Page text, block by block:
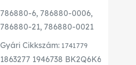
786880-6, 786880-0006,
786880-21, 786880-0021
Gyári Cikkszám: 1741779
1863277 1946738 BK2Q6K682CA